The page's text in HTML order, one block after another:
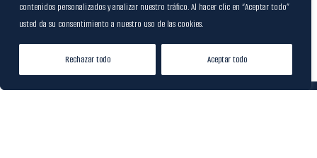
contenidos personalizados y analizar nuestro tráfico. Al hacer clic en “Aceptar todo”
usted da su consentimiento a nuestro uso de las cookies.
Rechazar todo Aceptar todo
Política de Datos
Certificación FSC